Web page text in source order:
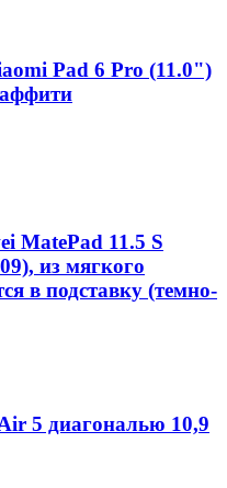
Pad 6 Pro (11.0")
MatePad 11.5 S
из мягкого
в подставку (темно-
5 диагональю 10,9